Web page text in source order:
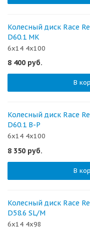
Колесный диск Race
D60.1 МК
6x14 4x100
8 400 руб.
В
Колесный диск Race
D60.1 B-P
6x14 4x100
8 350 руб.
В
Колесный диск Race
D58.6 SL/M
6x14 4x98